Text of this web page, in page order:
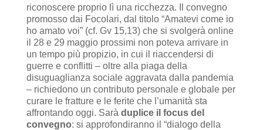
riconoscere proprio lì una ricchezza. Il convegno
promosso dai Focolari, dal titolo “Amatevi come io
ho amato voi” (cf. Gv 15,13) che si svolgerà online
il 28 e 29 maggio prossimi non poteva arrivare in
un tempo più propizio, in cui il riaccendersi di
guerre e conflitti – oltre alla piaga della
disuguaglianza sociale aggravata dalla pandemia
– richiedono un contributo personale e globale per
curare le fratture e le ferite che l’umanità sta
affrontando oggi. Sarà duplice il focus del
convegno: si approfondiranno il “dialogo della